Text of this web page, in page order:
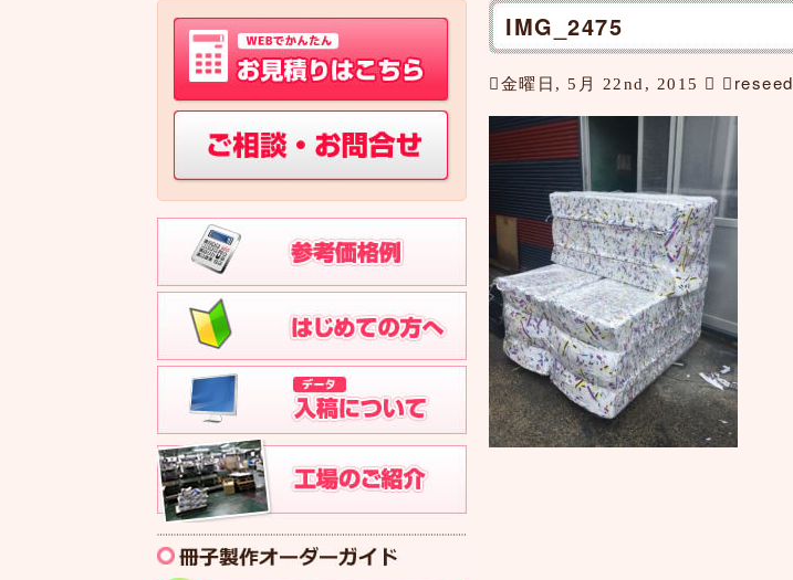
IMG_2475
金曜日, 5月 22nd, 2015 reseed